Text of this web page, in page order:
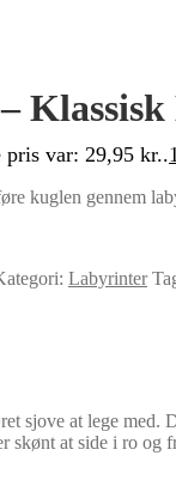
var: 29,95 kr..
kuglen gennem
Labyrinter
sjove at lege med.
skønt at side i ro